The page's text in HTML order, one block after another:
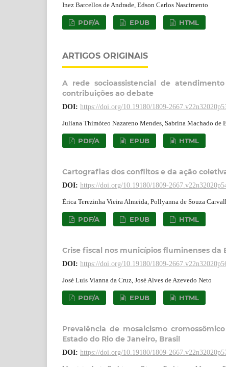
Inez Barcellos de Andrade, Edson Carlos Nascimento
PDF/A EPUB HTML
ARTIGOS ORIGINAIS
A rede socioassistencial de
contribuições ao debate
DOI: https://doi.org/10.19180/1809-
Juliana Thimóteo Nazareno Mendes, Sabrina Machado de
PDF/A EPUB HTML
Cartografias dos conflitos e da ação
DOI: https://doi.org/10.19180/1809-
Érica Terezinha Vieira Almeida, Pollyanna de Souza
PDF/A EPUB HTML
Crise fiscal nos municípios fluminenses da
DOI: https://doi.org/10.19180/1809-
José Luis Vianna da Cruz, José Alves de Azevedo Neto
PDF/A EPUB HTML
Prevalência de mosaicismo
Estado do Rio de Janeiro, Brasil
DOI: https://doi.org/10.19180/1809-